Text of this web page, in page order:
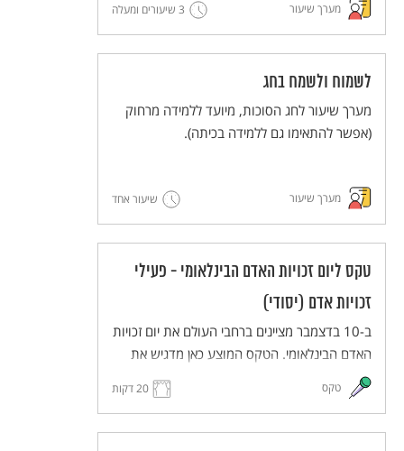
מערך שיעור 3 שיעורים ומעלה
לשמוח ולשמח בחג
מערך שיעור לחג הסוכות, מיועד ללמידה מרחוק
(אפשר להתאימו גם ללמידה בכיתה).
מערך שיעור שיעור אחד
טקס ליום זכויות האדם הבינלאומי - פעילי
זכויות אדם (יסודי)
ב-10 בדצמבר מציינים ברחבי העולם את יום זכויות
האדם הבינלאומי. הטקס המוצע כאן מדגיש את
העשייה של פעילים למען זכויות אדם. הטקס
יתקיים בפורמט כיתתי בכיתות בית הספר השונות
טקס 20 דקות